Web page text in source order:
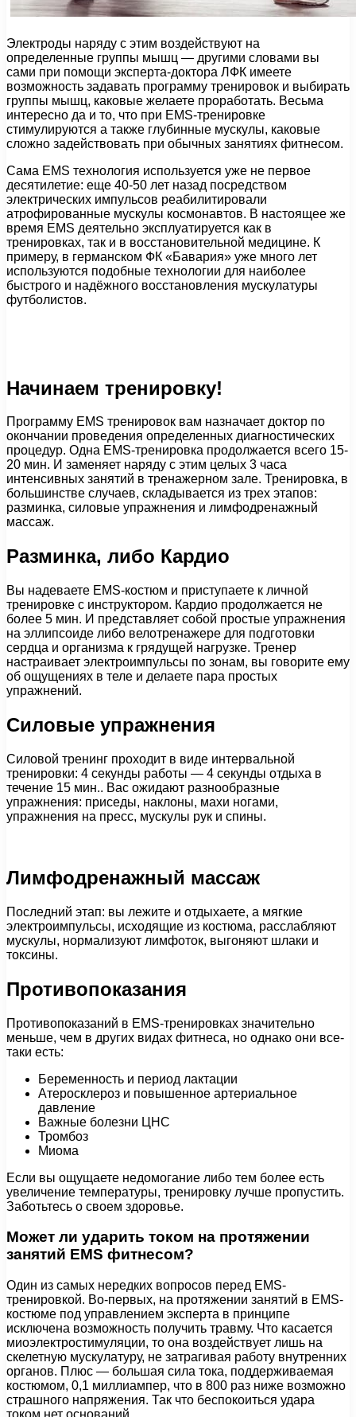
Электроды наряду с этим воздействуют на
определенные группы мышц — другими словами вы
сами при помощи эксперта-доктора ЛФК имеете
возможность задавать программу тренировок и выбирать
группы мышц, каковые желаете проработать. Весьма
интересно да и то, что при EMS-тренировке
стимулируются а также глубинные мускулы, каковые
сложно задействовать при обычных занятиях фитнесом.
Сама EMS технология используется уже не первое
десятилетие: еще 40-50 лет назад посредством
электрических импульсов реабилитировали
атрофированные мускулы космонавтов. В настоящее же
время EMS деятельно эксплуатируется как в
тренировках, так и в восстановительной медицине. К
примеру, в германском ФК «Бавария» уже много лет
используются подобные технологии для наиболее
быстрого и надёжного восстановления мускулатуры
футболистов.
Начинаем тренировку!
Программу EMS тренировок вам назначает доктор по
окончании проведения определенных диагностических
процедур. Одна EMS-тренировка продолжается всего 15-
20 мин. И заменяет наряду с этим целых 3 часа
интенсивных занятий в тренажерном зале. Тренировка, в
большинстве случаев, складывается из трех этапов:
разминка, силовые упражнения и лимфодренажный
массаж.
Разминка, либо Кардио
Вы надеваете EMS-костюм и приступаете к личной
тренировке с инструктором. Кардио продолжается не
более 5 мин. И представляет собой простые упражнения
на эллипсоиде либо велотренажере для подготовки
сердца и организма к грядущей нагрузке. Тренер
настраивает электроимпульсы по зонам, вы говорите ему
об ощущениях в теле и делаете пара простых
упражнений.
Силовые упражнения
Силовой тренинг проходит в виде интервальной
тренировки: 4 секунды работы — 4 секунды отдыха в
течение 15 мин.. Вас ожидают разнообразные
упражнения: приседы, наклоны, махи ногами,
упражнения на пресс, мускулы рук и спины.
Лимфодренажный массаж
Последний этап: вы лежите и отдыхаете, а мягкие
электроимпульсы, исходящие из костюма, расслабляют
мускулы, нормализуют лимфоток, выгоняют шлаки и
токсины.
Противопоказания
Противопоказаний в EMS-тренировках значительно
меньше, чем в других видах фитнеса, но однако они все-
таки есть:
Беременность и период лактации
Атеросклероз и повышенное артериальное
давление
Важные болезни ЦНС
Тромбоз
Миома
Если вы ощущаете недомогание либо тем более есть
увеличение температуры, тренировку лучше пропустить.
Заботьтесь о своем здоровье.
Может ли ударить током на протяжении
занятий EMS фитнесом?
Один из самых нередких вопросов перед EMS-
тренировкой. Во-первых, на протяжении занятий в EMS-
костюме под управлением эксперта в принципе
исключена возможность получить травму. Что касается
миоэлектростимуляции, то она воздействует лишь на
скелетную мускулатуру, не затрагивая работу внутренних
органов. Плюс — большая сила тока, поддерживаемая
костюмом, 0,1 миллиампер, что в 800 раз ниже возможно
страшного напряжения. Так что беспокоиться удара